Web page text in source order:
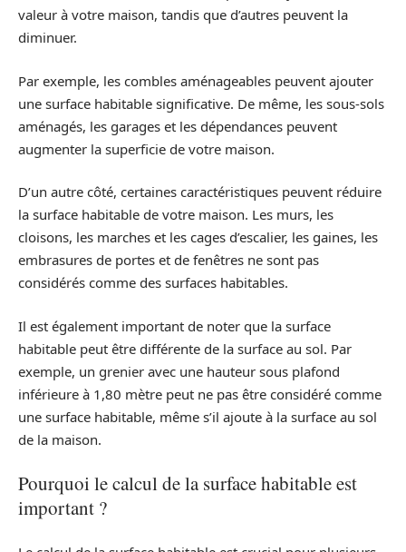
valeur à votre maison, tandis que d’autres peuvent la
diminuer.
Par exemple, les combles aménageables peuvent ajouter
une surface habitable significative. De même, les sous-sols
aménagés, les garages et les dépendances peuvent
augmenter la superficie de votre maison.
D’un autre côté, certaines caractéristiques peuvent réduire
la surface habitable de votre maison. Les murs, les
cloisons, les marches et les cages d’escalier, les gaines, les
embrasures de portes et de fenêtres ne sont pas
considérés comme des surfaces habitables.
Il est également important de noter que la surface
habitable peut être différente de la surface au sol. Par
exemple, un grenier avec une hauteur sous plafond
inférieure à 1,80 mètre peut ne pas être considéré comme
une surface habitable, même s’il ajoute à la surface au sol
de la maison.
Pourquoi le calcul de la surface habitable est
important ?